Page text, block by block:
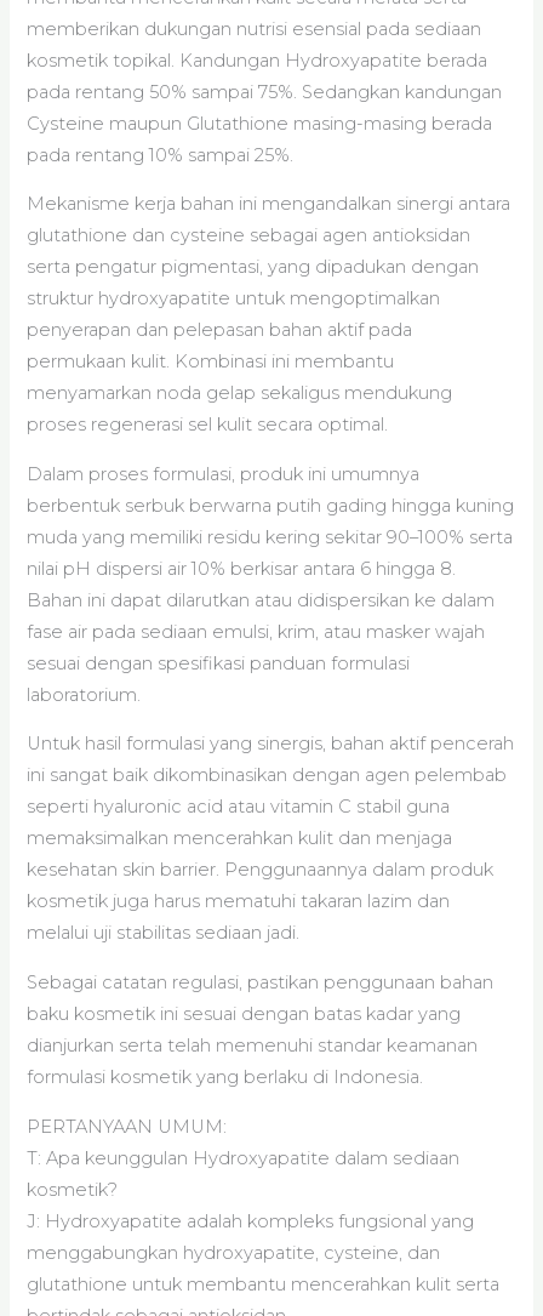
memberikan dukungan nutrisi esensial pada sediaan
kosmetik topikal. Kandungan Hydroxyapatite berada
pada rentang 50% sampai 75%. Sedangkan kandungan
Cysteine maupun Glutathione masing-masing berada
pada rentang 10% sampai 25%.
Mekanisme kerja bahan ini mengandalkan sinergi antara
glutathione dan cysteine sebagai agen antioksidan
serta pengatur pigmentasi, yang dipadukan dengan
struktur hydroxyapatite untuk mengoptimalkan
penyerapan dan pelepasan bahan aktif pada
permukaan kulit. Kombinasi ini membantu
menyamarkan noda gelap sekaligus mendukung
proses regenerasi sel kulit secara optimal.
Dalam proses formulasi, produk ini umumnya
berbentuk serbuk berwarna putih gading hingga kuning
muda yang memiliki residu kering sekitar 90–100% serta
nilai pH dispersi air 10% berkisar antara 6 hingga 8.
Bahan ini dapat dilarutkan atau didispersikan ke dalam
fase air pada sediaan emulsi, krim, atau masker wajah
sesuai dengan spesifikasi panduan formulasi
laboratorium.
Untuk hasil formulasi yang sinergis, bahan aktif pencerah
ini sangat baik dikombinasikan dengan agen pelembab
seperti hyaluronic acid atau vitamin C stabil guna
memaksimalkan mencerahkan kulit dan menjaga
kesehatan skin barrier. Penggunaannya dalam produk
kosmetik juga harus mematuhi takaran lazim dan
melalui uji stabilitas sediaan jadi.
Sebagai catatan regulasi, pastikan penggunaan bahan
baku kosmetik ini sesuai dengan batas kadar yang
dianjurkan serta telah memenuhi standar keamanan
formulasi kosmetik yang berlaku di Indonesia.
PERTANYAAN UMUM:
T: Apa keunggulan Hydroxyapatite dalam sediaan
kosmetik?
J: Hydroxyapatite adalah kompleks fungsional yang
menggabungkan hydroxyapatite, cysteine, dan
glutathione untuk membantu mencerahkan kulit serta